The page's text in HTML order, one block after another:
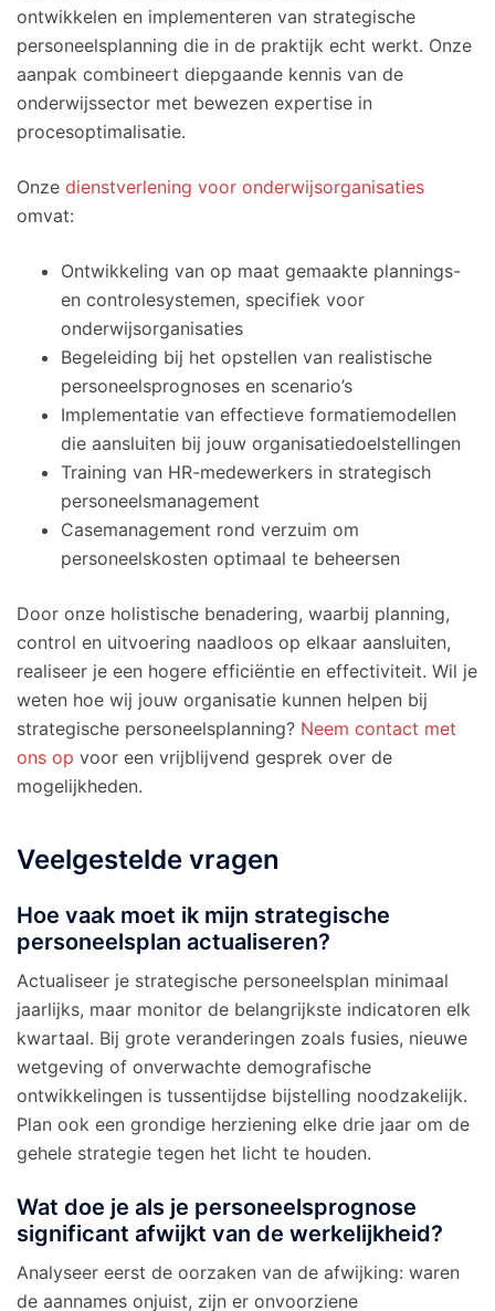
ontwikkelen en implementeren van strategische
personeelsplanning die in de praktijk echt werkt. Onze
aanpak combineert diepgaande kennis van de
onderwijssector met bewezen expertise in
procesoptimalisatie.
Onze dienstverlening voor onderwijsorganisaties
omvat:
Ontwikkeling van op maat gemaakte plannings-
en controlesystemen, specifiek voor
onderwijsorganisaties
Begeleiding bij het opstellen van realistische
personeelsprognoses en scenario’s
Implementatie van effectieve formatiemodellen
die aansluiten bij jouw organisatiedoelstellingen
Training van HR-medewerkers in strategisch
personeelsmanagement
Casemanagement rond verzuim om
personeelskosten optimaal te beheersen
Door onze holistische benadering, waarbij planning,
control en uitvoering naadloos op elkaar aansluiten,
realiseer je een hogere efficiëntie en effectiviteit. Wil je
weten hoe wij jouw organisatie kunnen helpen bij
strategische personeelsplanning? Neem contact met
ons op voor een vrijblijvend gesprek over de
mogelijkheden.
Veelgestelde vragen
Hoe vaak moet ik mijn strategische
personeelsplan actualiseren?
Actualiseer je strategische personeelsplan minimaal
jaarlijks, maar monitor de belangrijkste indicatoren elk
kwartaal. Bij grote veranderingen zoals fusies, nieuwe
wetgeving of onverwachte demografische
ontwikkelingen is tussentijdse bijstelling noodzakelijk.
Plan ook een grondige herziening elke drie jaar om de
gehele strategie tegen het licht te houden.
Wat doe je als je personeelsprognose
significant afwijkt van de werkelijkheid?
Analyseer eerst de oorzaken van de afwijking: waren
de aannames onjuist, zijn er onvoorziene